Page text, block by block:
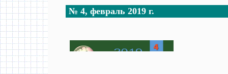
№ 4, февраль 2019 г.